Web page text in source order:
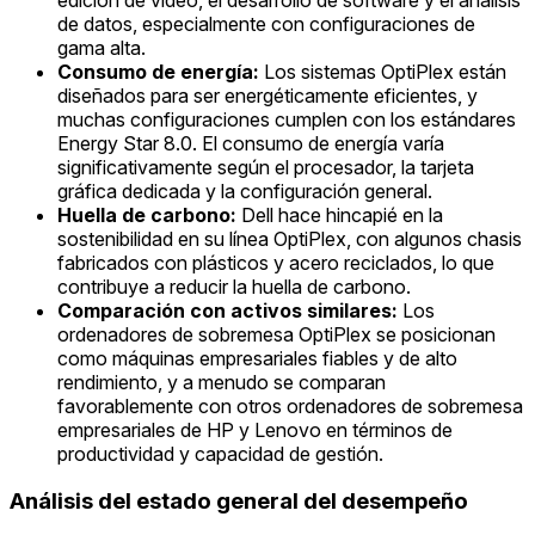
de datos, especialmente con configuraciones de
gama alta.
Consumo de energía: Los sistemas OptiPlex están
diseñados para ser energéticamente eficientes, y
muchas configuraciones cumplen con los estándares
Energy Star 8.0. El consumo de energía varía
significativamente según el procesador, la tarjeta
gráfica dedicada y la configuración general.
Huella de carbono: Dell hace hincapié en la
sostenibilidad en su línea OptiPlex, con algunos chasis
fabricados con plásticos y acero reciclados, lo que
contribuye a reducir la huella de carbono.
Comparación con activos similares: Los
ordenadores de sobremesa OptiPlex se posicionan
como máquinas empresariales fiables y de alto
rendimiento, y a menudo se comparan
favorablemente con otros ordenadores de sobremesa
empresariales de HP y Lenovo en términos de
productividad y capacidad de gestión.
Análisis del estado general del desempeño